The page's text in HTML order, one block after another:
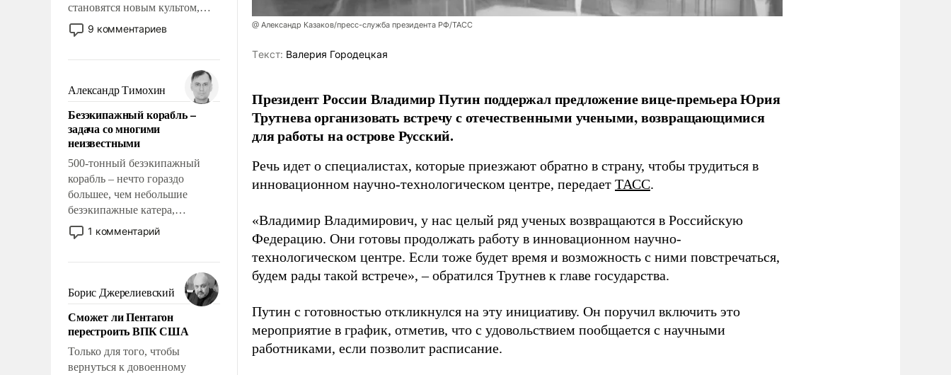
становятся новым культом,
постепенно вытесняя и
отменяя традиционное
мужественным и твердым под
ударами судьбы, брать на себя
ответственность, помогать
слабым, идти вперед и
адаптироваться.
9 комментариев
Александр Тимохин
Безэкипажный корабль –
задача со многими
неизвестными
500-тонный безэкипажный
корабль – нечто гораздо
большее, чем небольшие
безэкипажные катера,
применение которых уже
стало обыденностью. Задача по
сложна и амбициозна. Однако
и ее реализация радикально
поднимет наши боевые
возможности.
1 комментарий
Борис Джерелиевский
Сможет ли Пентагон
перестроить ВПК США
Только для того, чтобы
вернуться к довоенному
@ Александр Казаков/пресс-служба президента РФ/ТАСС
Tекст: Валерия Городецкая
Президент России Владимир Путин поддержал предложение вице-премьера Юрия
Трутнева организовать встречу с отечественными учеными, возвращающимися
для работы на острове Русский.
Речь идет о специалистах, которые приезжают обратно в страну, чтобы трудиться в
инновационном научно-технологическом центре, передает ТАСС.
«Владимир Владимирович, у нас целый ряд ученых возвращаются в Российскую
Федерацию. Они готовы продолжать работу в инновационном научно-
технологическом центре. Если тоже будет время и возможность с ними повстречаться,
будем рады такой встрече», – обратился Трутнев к главе государства.
Путин с готовностью откликнулся на эту инициативу. Он поручил включить это
мероприятие в график, отметив, что с удовольствием пообщается с научными
работниками, если позволит расписание.